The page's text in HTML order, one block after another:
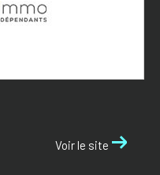
Voir le site